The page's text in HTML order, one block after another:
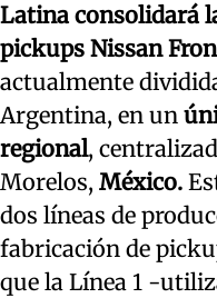
Latina consolidará
pickups Nissan
actualmente
Argentina, en un
regional,
Morelos, México.
dos líneas de
fabricación de
que la Línea 1 -